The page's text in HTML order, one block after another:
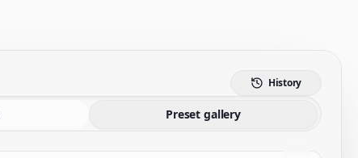
History
Preset gallery